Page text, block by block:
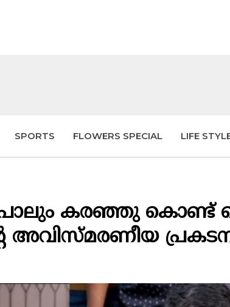
SPORTS FLOWERS SPECIAL LIFE
പോലും കരഞ്ഞു കൊണ്ട്
അവിസ്മരണീയ